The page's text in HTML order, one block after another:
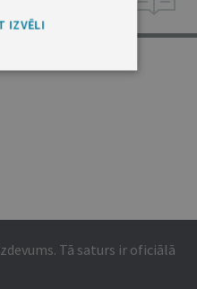
Tā saturs ir oficiālā
IZVĒLI